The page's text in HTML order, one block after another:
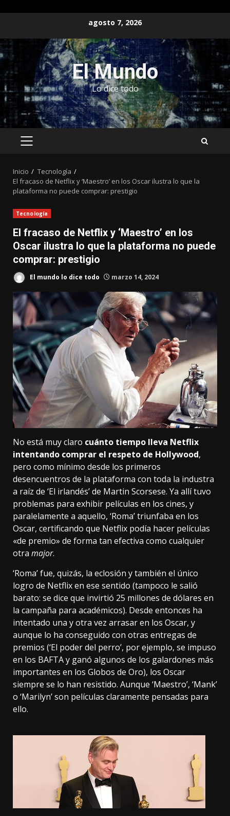
contenido
agosto 7, 2026
El Mundo
Lo dice todo
MENÚ
Inicio
Tecnología
El fracaso de Netflix y ‘Maestro’ en los Oscar ilustra lo que la
plataforma no puede comprar: prestigio
Tecnología
El fracaso de Netflix y ‘Maestro’ en los
Oscar ilustra lo que la plataforma no puede
comprar: prestigio
El mundo lo dice todo marzo 14, 2024
No está muy claro cuánto tiempo lleva Netflix
intentando comprar el respeto de Hollywood,
pero como mínimo desde los primeros
desencuentros de la plataforma con toda la industra
a raíz de ‘El irlandés’ de Martin Scorsese. Ya allí tuvo
problemas para exhibir películas en los cines, y
paralelamente a aquello, ‘Roma’triunfaba en los
Oscar, certificando que Netflix podía hacer películas
«de premio» de forma tan efectiva como cualquier
otra major.
‘Roma’ fue, quizás, la eclosión y también el único
logro de Netflix en ese sentido (tampoco le salió
barato: se dice que invirtió 25 millones de dólares en
la campaña para académicos). Desde entonces ha
intentado una y otra vez arrasar en los Oscar, y
aunque lo ha conseguido con otras entregas de
premios (‘El poder del perro’, por ejemplo, se impuso
en los BAFTA y ganó algunos de los galardones más
importantes en los Globos de Oro), los Oscar
siempre se lo han resistido. Aunque ‘Maestro’, ‘Mank’
o ‘Marilyn’ son películas claramente pensadas para
ello.